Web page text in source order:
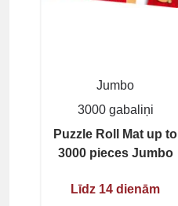
Jumbo
3000 gabaliņi
Puzzle Roll Mat up to
3000 pieces Jumbo
Līdz 14 dienām